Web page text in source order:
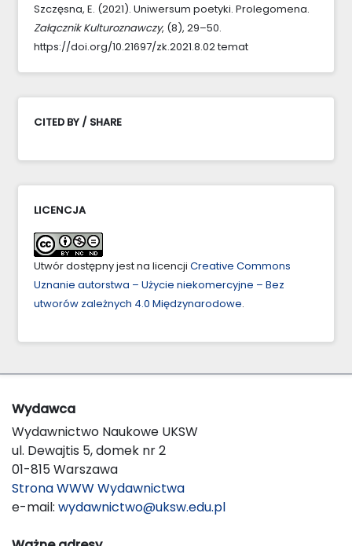
Szczęsna, E. (2021). Uniwersum poetyki. Prolegomena.
Załącznik Kulturoznawczy, (8), 29–50.
https://doi.org/10.21697/zk.2021.8.02 temat
CITED BY / SHARE
LICENCJA
Utwór dostępny jest na licencji Creative Commons
Uznanie autorstwa – Użycie niekomercyjne – Bez
utworów zależnych 4.0 Międzynarodowe.
Wydawca
Wydawnictwo Naukowe UKSW
ul. Dewajtis 5, domek nr 2
01-815 Warszawa
Strona WWW Wydawnictwa
e-mail: wydawnictwo@uksw.edu.pl